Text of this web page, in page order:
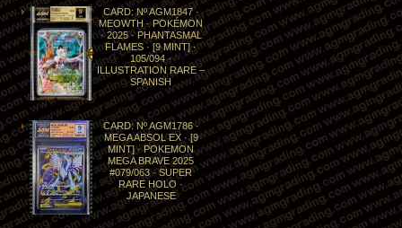
CARD: Nº AGM1847 ·
MEOWTH · POKÉMON
· 2025 · PHANTASMAL
FLAMES · [9 MINT] ·
105/094 ·
ILLUSTRATION RARE –
SPANISH
CARD: Nº AGM1786 ·
MEGA ABSOL EX · [9
MINT] · POKEMON
MEGA BRAVE 2025
#079/063 · SUPER
RARE HOLO ·
JAPANESE